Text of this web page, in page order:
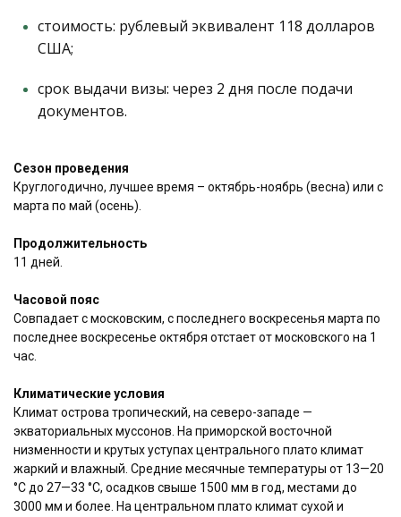
стоимость: рублевый эквивалент 118 долларов
США;
срок выдачи визы: через 2 дня после подачи
документов.
Сезон проведения
Круглогодично, лучшее время – октябрь-ноябрь (весна) или с
марта по май (осень).
Продолжительность
11 дней.
Часовой пояс
Совпадает с московским, с последнего воскресенья марта по
последнее воскресенье октября отстает от московского на 1
час.
Климатические условия
Климат острова тропический, на северо-западе —
экваториальных муссонов. На приморской восточной
низменности и крутых уступах центрального плато климат
жаркий и влажный. Средние месячные температуры от 13—20
°C до 27—33 °C, осадков свыше 1500 мм в год, местами до
3000 мм и более. На центральном плато климат сухой и